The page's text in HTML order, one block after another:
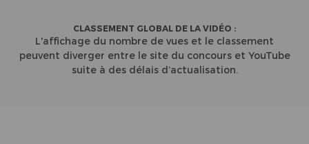
CLASSEMENT GLOBAL DE LA VIDÉO :
L'affichage du nombre de vues et le classement
peuvent diverger entre le site du concours et YouTube
suite à des délais d’actualisation.